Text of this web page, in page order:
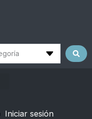
Iniciar sesión